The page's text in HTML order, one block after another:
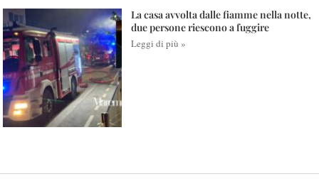
La casa avvolta dalle fiamme nella notte,
due persone riescono a fuggire
Leggi di più »